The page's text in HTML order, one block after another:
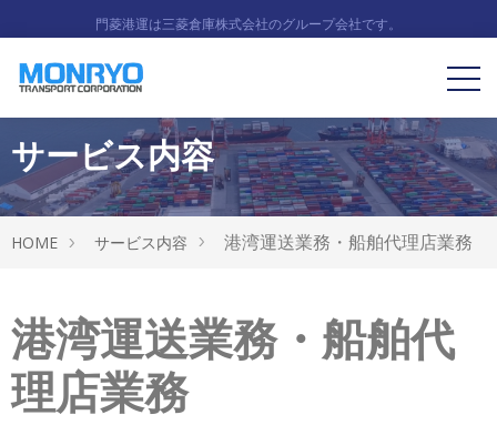
門菱港運は三菱倉庫株式会社のグループ会社です。
サービス内容
HOME サービス内容 港湾運送業務・船舶代理店業務
港湾運送業務・船舶代
理店業務